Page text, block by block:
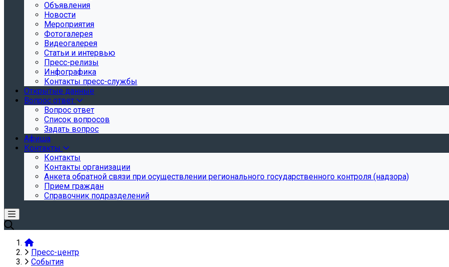
Объявления
Новости
Мероприятия
Фотогалерея
Видеогалерея
Статьи и интервью
Пресс-релизы
Инфографика
Контакты пресс-службы
Открытые данные
Вопрос ответ
Вопрос ответ
Список вопросов
Задать вопрос
Афиша
Контакты
Контакты
Контакты организации
Анкета обратной связи при осуществлении регионального государственного контроля (надзора)
Прием граждан
Справочник подразделений
Пресс-центр
События